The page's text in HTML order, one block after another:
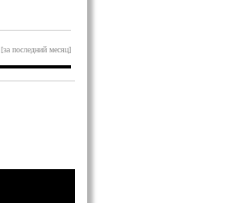
[за последний месяц]